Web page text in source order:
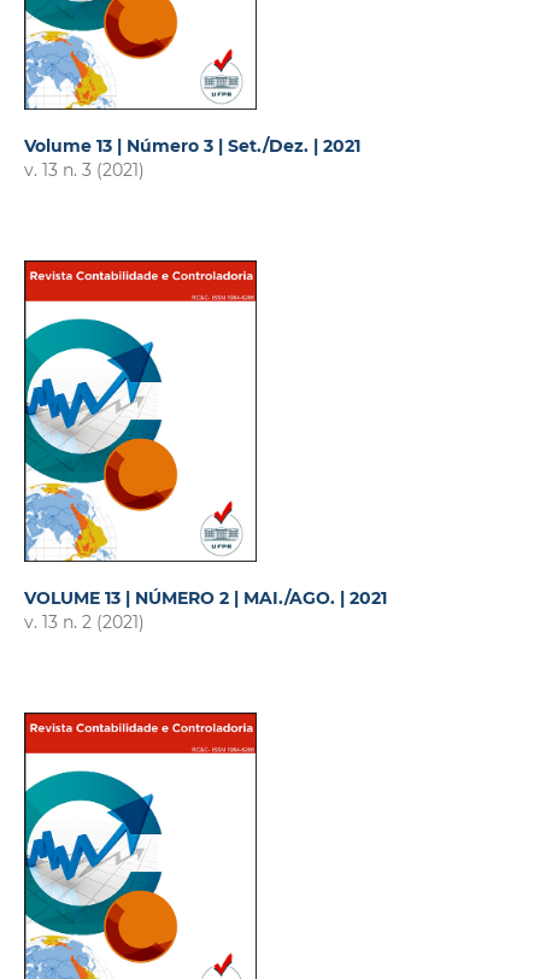
Volume 13 | Número 3 | Set./Dez. | 2021
v. 13 n. 3 (2021)
VOLUME 13 | NÚMERO 2 | MAI./AGO. | 2021
v. 13 n. 2 (2021)